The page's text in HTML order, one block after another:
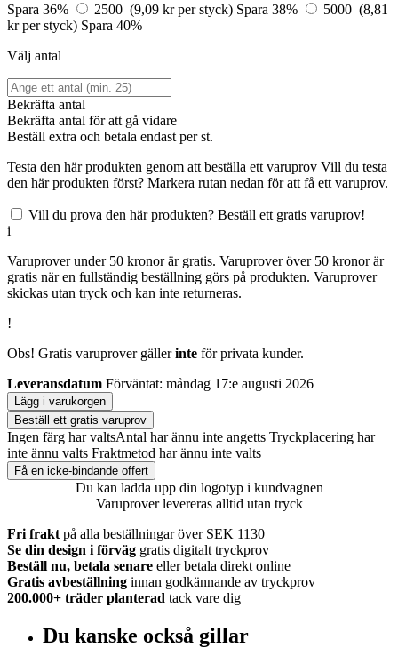
Spara 36%
2500 (9,09 kr per styck) Spara 38%
5000 (8,81
kr per styck) Spara 40%
Välj antal
Bekräfta antal
Bekräfta antal för att gå vidare
Beställ extra och betala endast per st.
Testa den här produkten genom att beställa ett varuprov Vill du testa
den här produkten först? Markera rutan nedan för att få ett varuprov.
Vill du prova den här produkten? Beställ ett gratis varuprov!
i
Varuprover under 50 kronor är gratis. Varuprover över 50 kronor är
gratis när en fullständig beställning görs på produkten. Varuprover
skickas utan tryck och kan inte returneras.
!
Obs! Gratis varuprover gällerinte för privata kunder.
Leveransdatum Förväntat: måndag 17:e augusti 2026
Lägg i varukorgen
Beställ ett gratis varuprov
Ingen färg har valtsAntal har ännu inte angetts Tryckplacering har
inte ännu valts Fraktmetod har ännu inte valts
Få en icke-bindande offert
Du kan ladda upp din logotyp i kundvagnen
Varuprover levereras alltid utan tryck
Fri frakt på alla beställningar över SEK 1130
Se din design i förväg gratis digitalt tryckprov
Beställ nu, betala senare eller betala direkt online
Gratis avbeställning innan godkännande av tryckprov
200.000+ träder planterad tack vare dig
Du kanske också gillar